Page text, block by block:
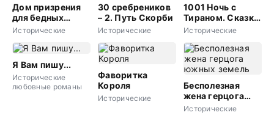
Дом призрения
для бедных
сирот
Исторические
30 сребреников
– 2. Путь Скорби
Исторические
1001 Ночь с
Тираном. Сказка
о Порочном
Исторические
Я Вам пишу...
Исторические
любовные романы
Фаворитка
Короля
Исторические
Бесполезная
жена герцога
южных земель
Исторические